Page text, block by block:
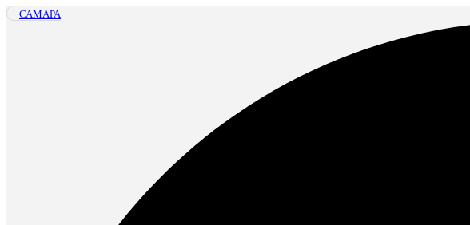
САМАРА